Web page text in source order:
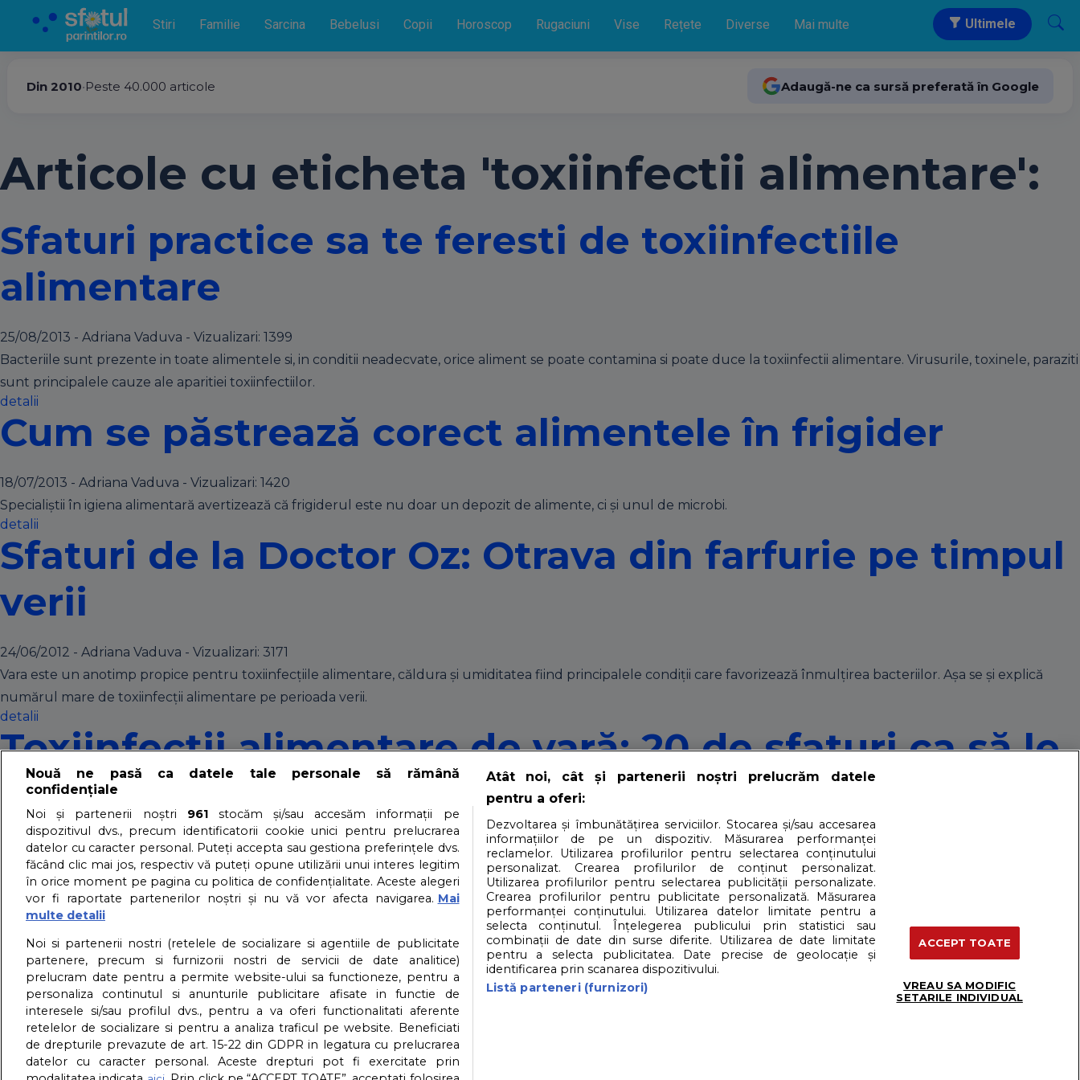
Stiri Familie Sarcina Bebelusi Copii Horoscop Rugaciuni Vise Rețete Diverse Mai multe Ultimele
Din 2010•Peste 40.000 articole Adaugă-ne ca sursă preferată în Google
Articole cu eticheta 'toxiinfectii alimentare':
Sfaturi practice sa te feresti de toxiinfectiile
alimentare
25/08/2013 - Adriana Vaduva - Vizualizari: 1399
Bacteriile sunt prezente in toate alimentele si, in conditii neadecvate, orice aliment se poate contamina si poate duce la toxiinfectii alimentare. Virusurile, toxinele, paraziti
sunt principalele cauze ale aparitiei toxiinfectiilor.
detalii
Cum se păstrează corect alimentele în frigider
18/07/2013 - Adriana Vaduva - Vizualizari: 1420
Specialiştii în igiena alimentară avertizează că frigiderul este nu doar un depozit de alimente, ci şi unul de microbi.
detalii
Sfaturi de la Doctor Oz: Otrava din farfurie pe timpul
verii
24/06/2012 - Adriana Vaduva - Vizualizari: 3171
Vara este un anotimp propice pentru toxiinfecţiile alimentare, căldura şi umiditatea fiind principalele condiţii care favorizează înmulţirea bacteriilor. Aşa se şi explică
numărul mare de toxiinfecţii alimentare pe perioada verii.
detalii
Toxiinfecţii alimentare de vară: 20 de sfaturi ca să le
previi
20/06/2012 - Adriana Vaduva - Vizualizari:3937
Vara, una dintre marile probleme cu care se confruntă copiii şi părinţii deopotrivă sunt toxiinfecţiile alimentare, din cauza temperaturilor ridicate şi a alterării rapide a
alimentelor.
About us – Despre noi Contact Partener: Depositphotos.com Partener: Dreamstime
GDPR – Confidentialitatea datelor cu caracter personal Politica cookies
© 2026SfatulParintilor.ro
Nouă ne pasă ca datele tale personale să rămână
confidențiale
Noi și partenerii noștri 961stocăm și/sau accesăm informații pe
dispozitivul dvs., precum identificatorii cookie unici pentru prelucrarea
datelor cu caracter personal. Puteți accepta sau gestiona preferințele dvs.
făcând clic mai jos, respectiv vă puteți opune utilizării unui interes legitim
în orice moment pe pagina cu politica de confidențialitate. Aceste alegeri
vor fi raportate partenerilor noștri și nu vă vor afecta navigarea. Mai
multe detalii
Noi si partenerii nostri (retelele de socializare si agentiile de publicitate
partenere, precum si furnizorii nostri de servicii de date analitice)
prelucram date pentru a permite website-ului sa functioneze, pentru a
personaliza continutul si anunturile publicitare afisate in functie de
interesele si/sau profilul dvs., pentru a va oferi functionalitati aferente
retelelor de socializare si pentru a analiza traficul pe website. Beneficiati
de drepturile prevazute de art. 15-22 din GDPR in legatura cu prelucrarea
datelor cu caracter personal. Aceste drepturi pot fi exercitate prin
Atât noi, cât și partenerii noștri prelucrăm datele
pentru a oferi:
Dezvoltarea și îmbunătățirea serviciilor. Stocarea și/sau accesarea
informațiilor de pe un dispozitiv. Măsurarea performanței
reclamelor. Utilizarea profilurilor pentru selectarea conținutului
personalizat. Crearea profilurilor de conținut personalizat.
Utilizarea profilurilor pentru selectarea publicității personalizate.
Crearea profilurilor pentru publicitate personalizată. Măsurarea
performanței conținutului. Utilizarea datelor limitate pentru a
selecta conținutul. Înțelegerea publicului prin statistici sau
combinații de date din surse diferite. Utilizarea de date limitate
pentru a selecta publicitatea. Date precise de geolocație și
identificarea prin scanarea dispozitivului.
Listă parteneri (furnizori)
ACCEPT TOATE
VREAU SA MODIFIC
SETARILE INDIVIDUAL